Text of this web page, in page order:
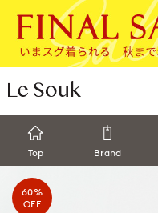
Top Brand
60%
OFF